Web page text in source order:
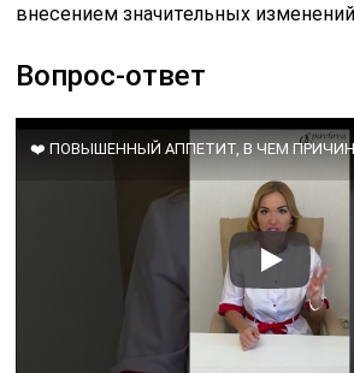
внесением значительных
Вопрос-ответ